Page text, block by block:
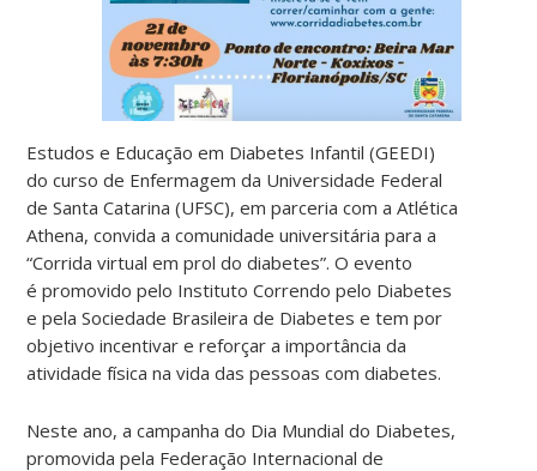
Estudos e Educação em Diabetes Infantil (GEEDI)
do curso de Enfermagem da Universidade Federal
de Santa Catarina (UFSC), em parceria com a Atlética
Athena, convida a comunidade universitária para a
“Corrida virtual em prol do diabetes”. O evento
é promovido pelo Instituto Correndo pelo Diabetes
e pela Sociedade Brasileira de Diabetes e tem por
objetivo incentivar e reforçar a importância da
atividade física na vida das pessoas com diabetes.
Neste ano, a campanha do Dia Mundial do Diabetes,
promovida pela Federação Internacional de